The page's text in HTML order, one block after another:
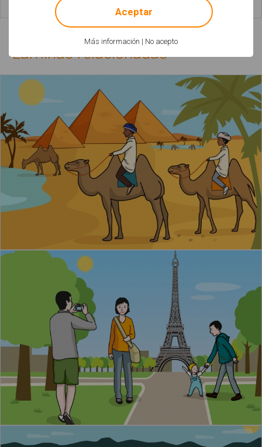
Leer más
Láminas relacionadas
Más información | No acepto
Aceptar